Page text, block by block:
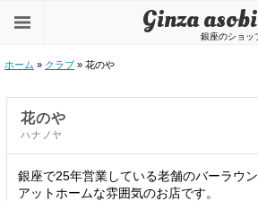
銀座のショッ
Ginza asobi
ホーム » クラブ » 花のや
花のや
ハナノヤ
銀座で25年営業している老舗のバーラウン
アットホームな雰囲気のお店です。